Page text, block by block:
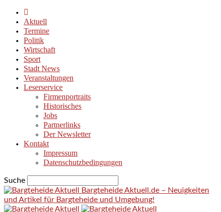
Aktuell
Termine
Politik
Wirtschaft
Sport
Stadt News
Veranstaltungen
Leserservice
Firmenportraits
Historisches
Jobs
Partnerlinks
Der Newsletter
Kontakt
Impressum
Datenschutzbedingungen
Suche
Bargteheide Aktuell.de – Neuigkeiten
und Artikel für Bargteheide und Umgebung!